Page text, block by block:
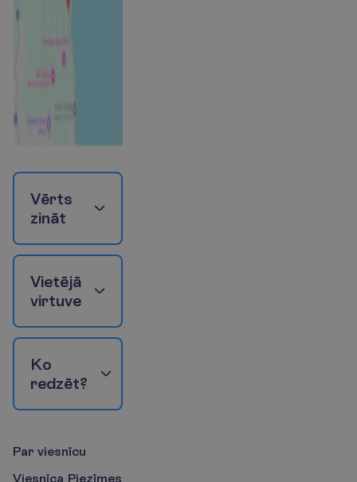
Vērts
zināt
Vietējā
virtuve
Ko
redzēt?
Par viesnīcu
Viesnīca Piezīmes